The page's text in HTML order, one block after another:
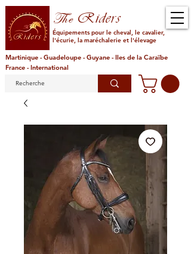
TheRiders
Équipements pour le cheval, le cavalier,
l'écurie, la maréchalerie et l'élevage
Martinique - Guadeloupe - Guyane - Iles de la Caraïbe
France - International